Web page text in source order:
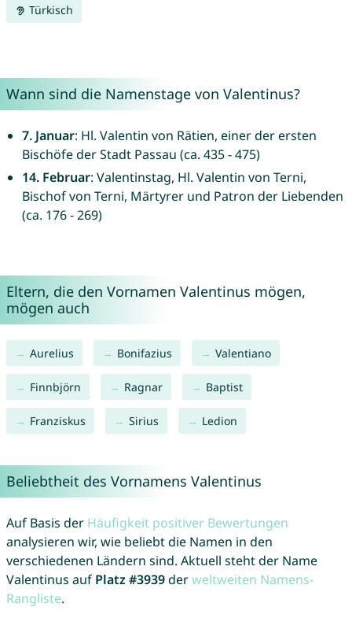
Türkisch
Wann sind die Namenstage von Valentinus?
7. Januar: Hl. Valentin von Rätien, einer der ersten
Bischöfe der Stadt Passau (ca. 435 - 475)
14. Februar: Valentinstag, Hl. Valentin von Terni,
Bischof von Terni, Märtyrer und Patron der Liebenden
(ca. 176 - 269)
Eltern, die den Vornamen Valentinus mögen,
mögen auch
Aurelius Bonifazius Valentiano
Finnbjörn Ragnar Baptist
Franziskus Sirius Ledion
Beliebtheit des Vornamens Valentinus
Auf Basis der Häufigkeit positiver Bewertungen
analysieren wir, wie beliebt die Namen in den
verschiedenen Ländern sind. Aktuell steht der Name
Valentinus auf Platz #3939derweltweiten Namens-
Rangliste.